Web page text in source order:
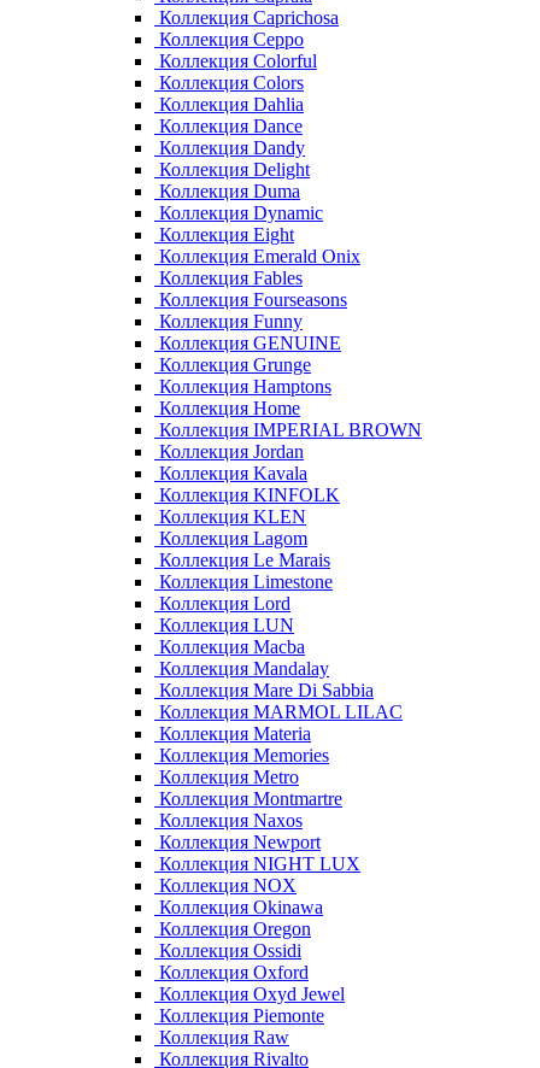
Коллекция Caprichosa
Коллекция Ceppo
Коллекция Colorful
Коллекция Colors
Коллекция Dahlia
Коллекция Dance
Коллекция Dandy
Коллекция Delight
Коллекция Duma
Коллекция Dynamic
Коллекция Eight
Коллекция Emerald Onix
Коллекция Fables
Коллекция Fourseasons
Коллекция Funny
Коллекция GENUINE
Коллекция Grunge
Коллекция Hamptons
Коллекция Home
Коллекция IMPERIAL BROWN
Коллекция Jordan
Коллекция Kavala
Коллекция KINFOLK
Коллекция KLEN
Коллекция Lagom
Коллекция Le Marais
Коллекция Limestone
Коллекция Lord
Коллекция LUN
Коллекция Macba
Коллекция Mandalay
Коллекция Mare Di Sabbia
Коллекция MARMOL LILAC
Коллекция Materia
Коллекция Memories
Коллекция Metro
Коллекция Montmartre
Коллекция Naxos
Коллекция Newport
Коллекция NIGHT LUX
Коллекция NOX
Коллекция Okinawa
Коллекция Oregon
Коллекция Ossidi
Коллекция Oxford
Коллекция Oxyd Jewel
Коллекция Piemonte
Коллекция Raw
Коллекция Rivalto